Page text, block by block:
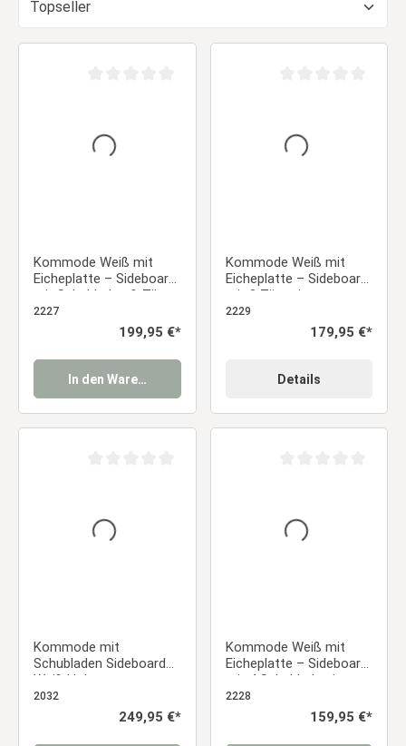
Kommode Weiß mit
Eicheplatte – Sideboard
mit Schubladen & Türen,
Landhausstil
2227
Regulärer Preis:
199,95 €*
In den Warenkorb
Kommode Weiß mit
Eicheplatte – Sideboard
mit 3 Türen im
Landhausstil
2229
Regulärer Preis:
179,95 €*
Details
Kommode mit
Schubladen Sideboard
Weiß Holz
Schlafzimmerschrank
2032
Regulärer Preis:
249,95 €*
Kommode Weiß mit
Eicheplatte – Sideboard
mit 4 Schubladen im
Landhausstil
2228
Regulärer Preis:
159,95 €*